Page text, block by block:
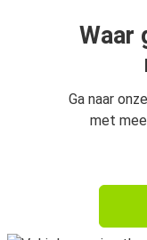
Waar
Ga naar
met